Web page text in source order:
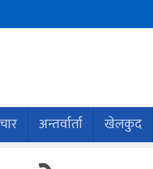
अन्तर्वार्ता खेलकुद